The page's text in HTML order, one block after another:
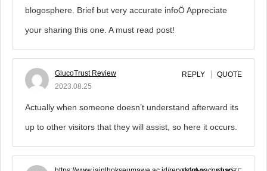
blogosphere. Brief but very accurate infoÖ Appreciate
your sharing this one. A must read post!
GlucoTrust Review
2023.08.25
REPLY QUOTE
Actually when someone doesn’t understand afterward its
up to other visitors that they will assist, so here it occurs.